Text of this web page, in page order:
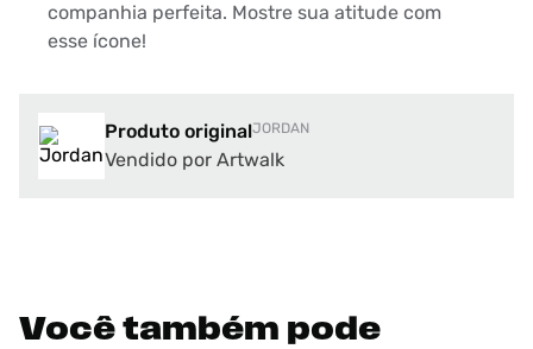
companhia perfeita. Mostre sua atitude com
esse ícone!
Produto originalJORDAN
Vendido por Artwalk
Você também pode